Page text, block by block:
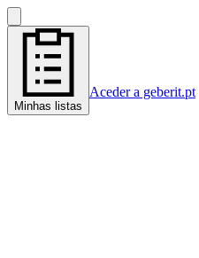
Minhas listas
Aceder a geberit.pt